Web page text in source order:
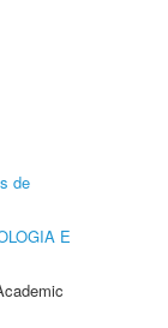
de
E